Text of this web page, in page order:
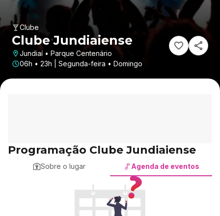
Clube
Clube Jundiaiense
Jundiaí • Parque Centenário
06h • 23h | Segunda-feira • Domingo
Programação Clube Jundiaiense
Sobre o lugar Agenda de eventos